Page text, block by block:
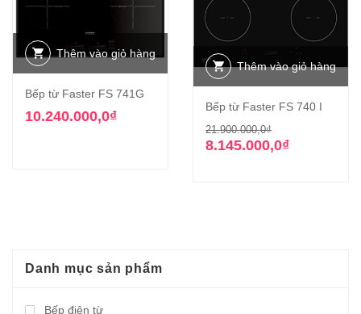
Thêm vào giỏ hàng
Bếp từ Faster FS 741G
10.240.000,0₫
Thêm vào giỏ hàng
Bếp từ Faster FS 740 I
21.900.000,0₫Giá
gốc
8.145.000,0₫
Giá
hiện
Danh mục sản phẩm
Bếp điện từ